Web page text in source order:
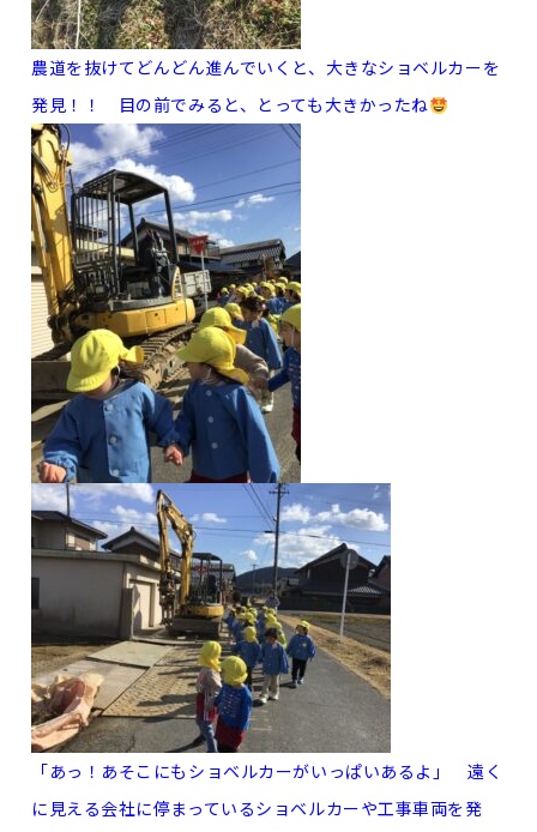
農道を抜けてどんどん進んでいくと、大きなショベルカーを
発見！！ 目の前でみると、とっても大きかったね
「あっ！あそこにもショベルカーがいっぱいあるよ」 遠く
に見える会社に停まっているショベルカーや工事車両を発